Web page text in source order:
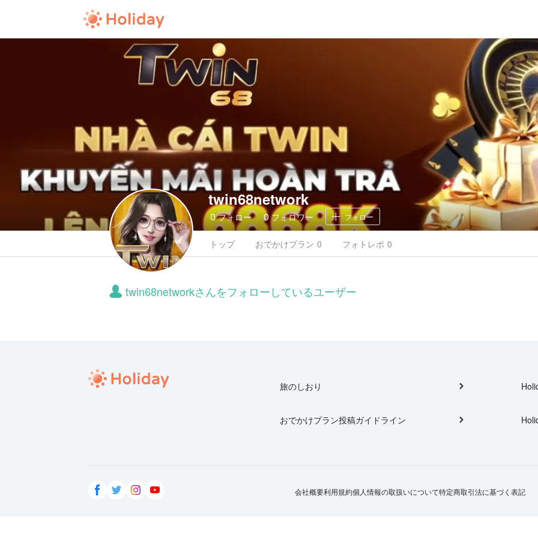
twin68network
0フォロー 0フォロワー フォロー
トップ おでかけプラン 0 フォトレポ 0
twin68networkさんをフォローしているユーザー
旅のしおり
おでかけプラン投稿ガイドライン
会社概要利用規約個人情報の取扱いについて特定商取引法に基づく表記